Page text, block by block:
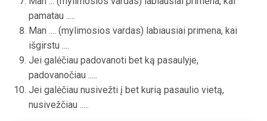
pamatau .....
Man .... (mylimosios vardas) labiausiai primena, kai
išgirstu ....
Jei galėčiau padovanoti bet ką pasaulyje,
padovanočiau .....
Jei galėčiau nusivežti į bet kurią pasaulio vietą,
nusivežčiau .....